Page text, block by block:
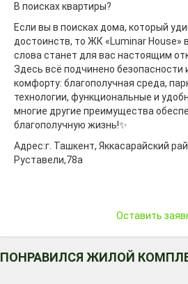
В поисках квартиры?
Если вы в поисках дома, который
достоинств, то ЖК «Luminar House»
слова станет для вас настоящим
Здесь всё подчинено безопасности
комфорту: благополучная среда,
технологии, функциональные и
многие другие преимущества
благополучную жизнь!✨
Адрес:г. Ташкент, Яккасарайский
Руставели,78а
Оставить
ПОНРАВИЛСЯ ЖИЛОЙ